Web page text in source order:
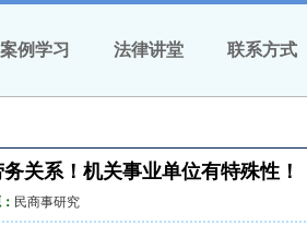
联系方式
法律讲堂
案例学习
关系！机关事业单位有特殊性！
民商事研究